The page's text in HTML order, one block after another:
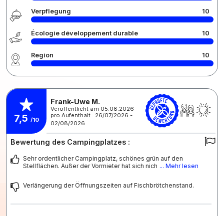
Verpflegung 10
Écologie développement durable 10
Region 10
7,5 /10
Frank-Uwe M.
Veröffentlicht am 05.08.2026
pro Aufenthalt : 26/07/2026 -
02/08/2026
Bewertung des Campingplatzes :
Sehr ordentlicher Campingplatz, schönes grün auf den
Stellflächen. Außer der Vormieter hat sich nich ... Mehr lesen
Verlängerung der Öffnungszeiten auf Fischbrötchenstand.